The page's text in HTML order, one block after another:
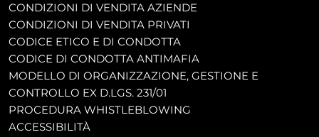
CONDIZIONI DI VENDITA AZIENDE
CONDIZIONI DI VENDITA PRIVATI
CODICE ETICO E DI CONDOTTA
CODICE DI CONDOTTA ANTIMAFIA
MODELLO DI ORGANIZZAZIONE, GESTIONE E
CONTROLLO EX D.LGS. 231/01
PROCEDURA WHISTLEBLOWING
ACCESSIBILITÀ